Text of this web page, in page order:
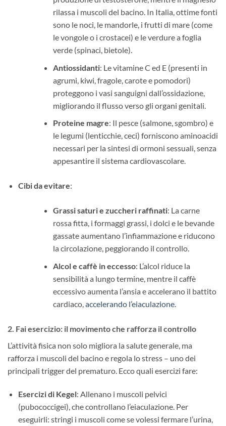
rilassa i muscoli del bacino. In Italia, ottime fonti
sono le noci, le mandorle, i frutti di mare (come
le vongole o i crostacei) e le verdure a foglia
verde (spinaci, bietole).
Antiossidanti: Le vitamine C ed E (presenti in
agrumi, kiwi, fragole, carote e pomodori)
proteggono i vasi sanguigni dall’ossidazione,
migliorando il flusso verso gli organi genitali.
Proteine magre: Il pesce (salmone, sgombro) e
le legumi (lenticchie, ceci) forniscono aminoacidi
necessari per la sintesi di ormoni sessuali, senza
appesantire il sistema cardiovascolare.
Cibi da evitare:
Grassi saturi e zuccheri raffinati: La carne
rossa fitta, i formaggi grassi, i dolci e le bevande
gassate aumentano l’infiammazione e riducono
la circolazione, peggiorando il controllo.
Alcol e caffè in eccesso: L’alcol riduce la
sensibilità a lungo termine, mentre il caffè
eccessivo aumenta l’ansia e accelerano il battito
cardiaco, accelerando l’eiaculazione.
2. ​ Fai esercizio: il movimento che rafforza il controllo
L’attività fisica non solo migliora la salute generale, ma
rafforza i muscoli del bacino e regola lo stress – uno dei
principali trigger del prematuro. Ecco quali esercizi fare:
Esercizi di Kegel: Allenano i muscoli pelvici
(pubococcigei), che controllano l’eiaculazione. Per
eseguirli: stringi i muscoli come se volessi fermare l’urina,